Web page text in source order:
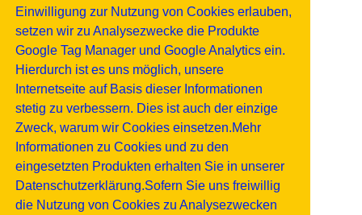
Einwilligung zur Nutzung von Cookies erlauben,
setzen wir zu Analysezwecke die Produkte
Google Tag Manager und Google Analytics ein.
Hierdurch ist es uns möglich, unsere
Internetseite auf Basis dieser Informationen
stetig zu verbessern. Dies ist auch der einzige
Zweck, warum wir Cookies einsetzen.Mehr
Informationen zu Cookies und zu den
eingesetzten Produkten erhalten Sie in unserer
Datenschutzerklärung.Sofern Sie uns freiwillig
die Nutzung von Cookies zu Analysezwecken